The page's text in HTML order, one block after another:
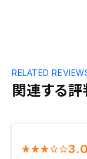
関連する評
RELATED
3.0